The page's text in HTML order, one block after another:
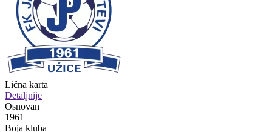
Lična karta
Detaljnije
Osnovan
1961
Boja kluba